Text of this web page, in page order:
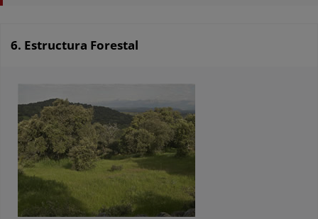
6. Estructura Forestal